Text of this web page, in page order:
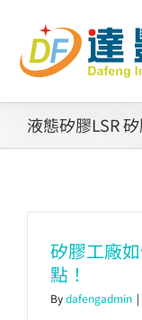
content
認識矽膠
工業零配件
消費性產品
液態矽膠LSR
矽膠工廠
點！
Bydafengadmin |